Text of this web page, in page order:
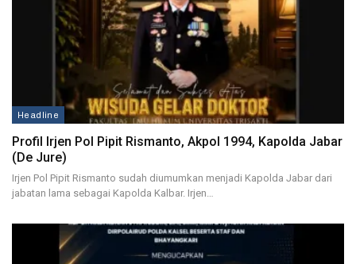
Headline
Profil Irjen Pol Pipit Rismanto, Akpol 1994, Kapolda Jabar
(De Jure)
Irjen Pol Pipit Rismanto sudah diumumkan menjadi Kapolda Jabar dari
jabatan lama sebagai Kapolda Kalbar. Irjen…